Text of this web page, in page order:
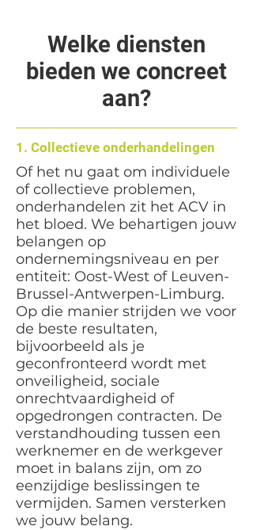
Welke diensten
bieden we concreet
aan?
1. Collectieve onderhandelingen
Of het nu gaat om individuele
of collectieve problemen,
onderhandelen zit het ACV in
het bloed. We behartigen jouw
belangen op
ondernemingsniveau en per
entiteit: Oost-West of Leuven-
Brussel-Antwerpen-Limburg.
Op die manier strijden we voor
de beste resultaten,
bijvoorbeeld als je
geconfronteerd wordt met
onveiligheid, sociale
onrechtvaardigheid of
opgedrongen contracten. De
verstandhouding tussen een
werknemer en de werkgever
moet in balans zijn, om zo
eenzijdige beslissingen te
vermijden. Samen versterken
we jouw belang.